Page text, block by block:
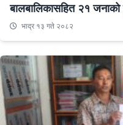
बालबालिकासहित २१ जनाको
भाद्र १३ गते २०८२